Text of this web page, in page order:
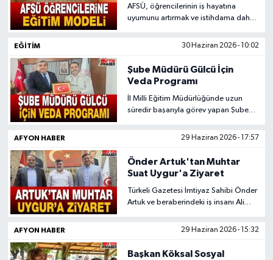
AFSÜ, öğrencilerinin iş hayatına
uyumunu artırmak ve istihdama daha
yeni bir uygulamalı eğitim modeli
EĞITIM 30 Haziran 2026 - 10:02
Şube Müdürü Gülcü İçin
Veda Programı
İl Milli Eğitim Müdürlüğünde uzun
süredir başarıyla görev yapan Şube
yeri değişikliği nedeniyle eğitim
AFYON HABER 29 Haziran 2026 - 17:57
Önder Artuk'tan Muhtar
Suat Uygur'a Ziyaret
Türkeli Gazetesi İmtiyaz Sahibi Önder
Artuk ve beraberindeki iş insanı Ali
Suat Uygur'u makamında ziyaret etti.
AFYON HABER 29 Haziran 2026 - 15:32
Başkan Köksal Sosyal